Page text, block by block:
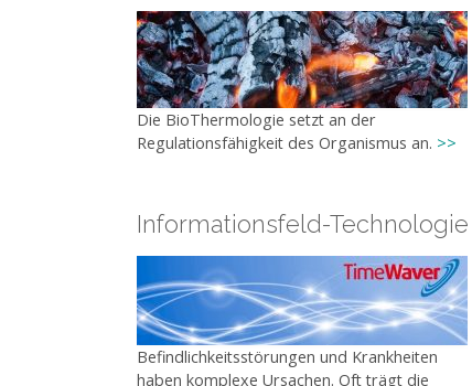
Die BioThermologie setzt an der
Regulationsfähigkeit des Organismus an. >>
Informationsfeld-Technologie
Befindlichkeitsstörungen und Krankheiten
haben komplexe Ursachen. Oft trägt die